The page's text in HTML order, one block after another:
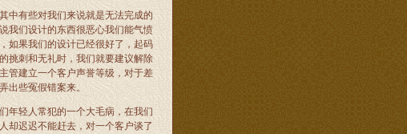
中有些对我们来说就是无法完成的
我们设计的东西很恶心我们能气愤
如果我们的设计已经很好了，起码
挑刺和无礼时，我们就要建议解除
管建立一个客户声誉等级，对于差
出些冤假错案来。
年轻人常犯的一个大毛病，在我们
却迟迟不能赶去，对一个客户谈了